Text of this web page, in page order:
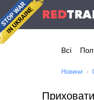
RED
Всі
Новини